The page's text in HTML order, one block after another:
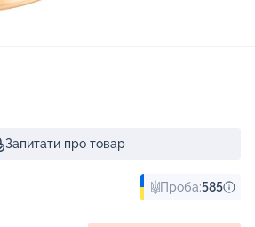
Запитати про товар
Проба:585